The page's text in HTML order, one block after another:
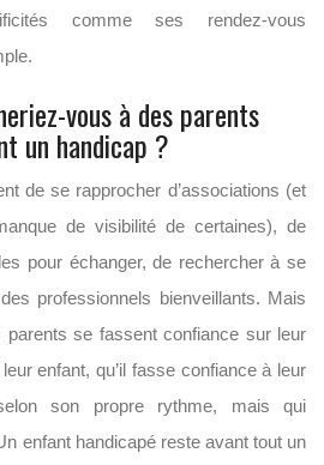
comme ses rendez-vous
vous à des parents
un handicap ?
de se rapprocher d’associations (et
de visibilité de certaines), de
pour échanger, de rechercher à se
professionnels bienveillants. Mais
se fassent confiance sur leur
enfant, qu’il fasse confiance à leur
son propre rythme, mais qui
enfant handicapé reste avant tout un